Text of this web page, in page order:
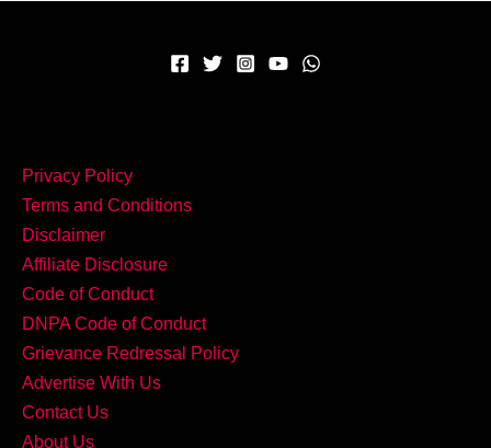
Privacy Policy
Terms and Conditions
Disclaimer
Affiliate Disclosure
Code of Conduct
DNPA Code of Conduct
Grievance Redressal Policy
Advertise With Us
Contact Us
About Us